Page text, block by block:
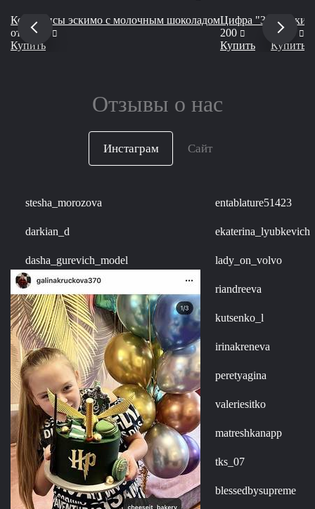
Кейкпопсы эскимо с молочным шоколадом
от
2 000
руб
Купить
Цифра "3"
200 руб
Купить
7 750
Купить
Отзывы о нас
Инстаграм Сайт
stesha_morozova
darkian_d
dasha_gurevich_model
entablature51423
ekaterina_lyubkevich
lady_on_volvo
riandreeva
kutsenko_l
irinakreneva
peretyagina
valeriesitko
matreshkanapp
tks_07
blessedbysupreme